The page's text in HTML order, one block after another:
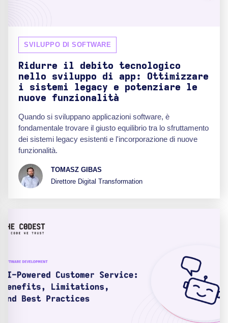
SVILUPPO DI SOFTWARE
Ridurre il debito tecnologico
nello sviluppo di app: Ottimizzare
i sistemi legacy e potenziare le
nuove funzionalità
Quando si sviluppano applicazioni software, è
fondamentale trovare il giusto equilibrio tra lo sfruttamento
dei sistemi legacy esistenti e l'incorporazione di nuove
funzionalità.
TOMASZ GIBAS
Direttore Digital Transformation